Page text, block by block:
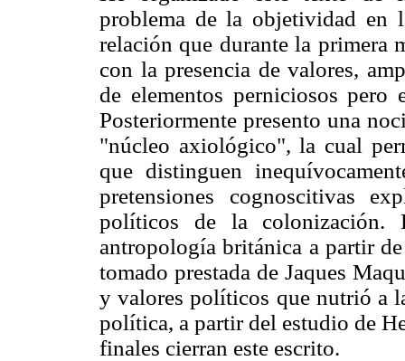
problema de la objetividad en
relación que durante la primera
con la presencia de valores,
de elementos perniciosos
Posteriormente presento una
"núcleo axiológico", la cual
que distinguen
pretensiones cognoscitivas
políticos de la colonización.
antropología británica a partir
tomado prestada de Jaques
y valores políticos que nutrió a
política, a partir del estudio de
finales cierran este escrito.